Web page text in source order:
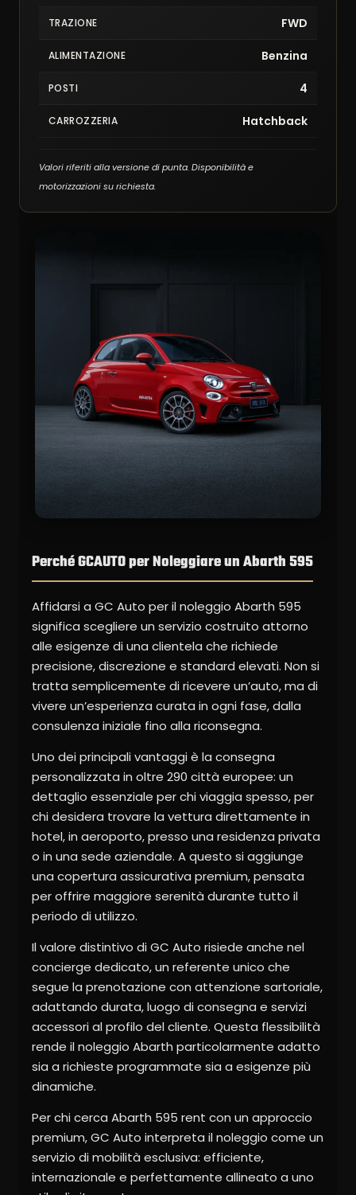
TRAZIONE FWD
ALIMENTAZIONE Benzina
POSTI 4
CARROZZERIA Hatchback
Valori riferiti alla versione di punta. Disponibilità e
motorizzazioni su richiesta.
Perché GCAUTO per Noleggiare un Abarth 595
Affidarsi a GC Auto per il noleggio Abarth 595
significa scegliere un servizio costruito attorno
alle esigenze di una clientela che richiede
precisione, discrezione e standard elevati. Non si
tratta semplicemente di ricevere un’auto, ma di
vivere un’esperienza curata in ogni fase, dalla
consulenza iniziale fino alla riconsegna.
Uno dei principali vantaggi è la consegna
personalizzata in oltre 290 città europee: un
dettaglio essenziale per chi viaggia spesso, per
chi desidera trovare la vettura direttamente in
hotel, in aeroporto, presso una residenza privata
o in una sede aziendale. A questo si aggiunge
una copertura assicurativa premium, pensata
per offrire maggiore serenità durante tutto il
periodo di utilizzo.
Il valore distintivo di GC Auto risiede anche nel
concierge dedicato, un referente unico che
segue la prenotazione con attenzione sartoriale,
adattando durata, luogo di consegna e servizi
accessori al profilo del cliente. Questa flessibilità
rende il noleggio Abarth particolarmente adatto
sia a richieste programmate sia a esigenze più
dinamiche.
Per chi cerca Abarth 595 rent con un approccio
premium, GC Auto interpreta il noleggio come un
servizio di mobilità esclusiva: efficiente,
internazionale e perfettamente allineato a uno